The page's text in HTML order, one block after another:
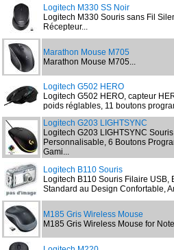
Logitech M330 SS Noir
Logitech M330 Souris sans Fil
Récepteur...
Marathon Mouse M705
Marathon Mouse M705...
Logitech G502 HERO
Logitech G502 HERO, capteur
poids réglables, 11 boutons
Logitech G203 LIGHTSYNC
Logitech G203 LIGHTSYNC
Personnalisable, 6 Boutons
Gami...
Logitech B110 Souris
Logitech B110 Souris Filaire USB,
Standard au Design Confortable,
M185 Gris Wireless Mouse
M185 Gris Wireless Mouse for